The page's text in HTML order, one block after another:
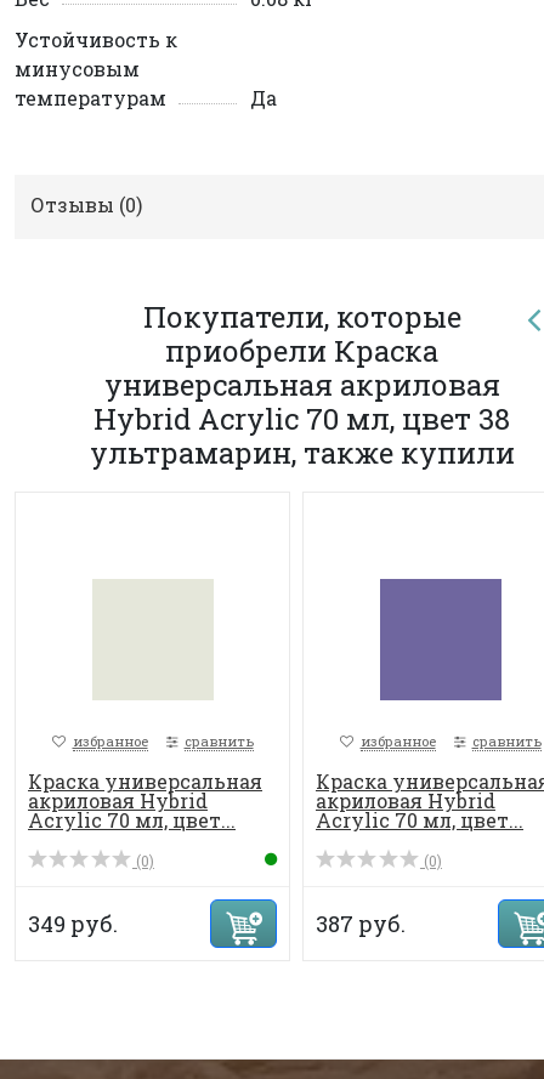
Устойчивость к
минусовым
температурам
Да
Отзывы (0)
Покупатели, которые
приобрели Краска
универсальная акриловая
Hybrid Acrylic 70 мл, цвет 38
ультрамарин, также купили
избранное сравнить
Краска универсальная
акриловая Hybrid
Acrylic 70 мл, цвет...
(0)
349 руб.
избранное сравнить
Краска
акриловая Hybrid
Acrylic 70 мл, цвет...
(0)
387 руб.